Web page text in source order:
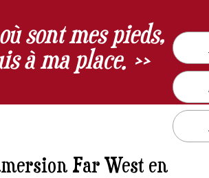
sont mes pieds,
à ma place. »
Far West en